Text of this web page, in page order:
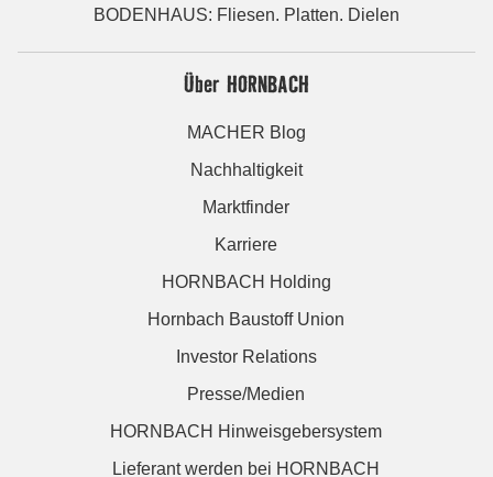
BODENHAUS: Fliesen. Platten. Dielen
Über HORNBACH
MACHER Blog
Nachhaltigkeit
Marktfinder
Karriere
HORNBACH Holding
Hornbach Baustoff Union
Investor Relations
Presse/Medien
HORNBACH Hinweisgebersystem
Lieferant werden bei HORNBACH